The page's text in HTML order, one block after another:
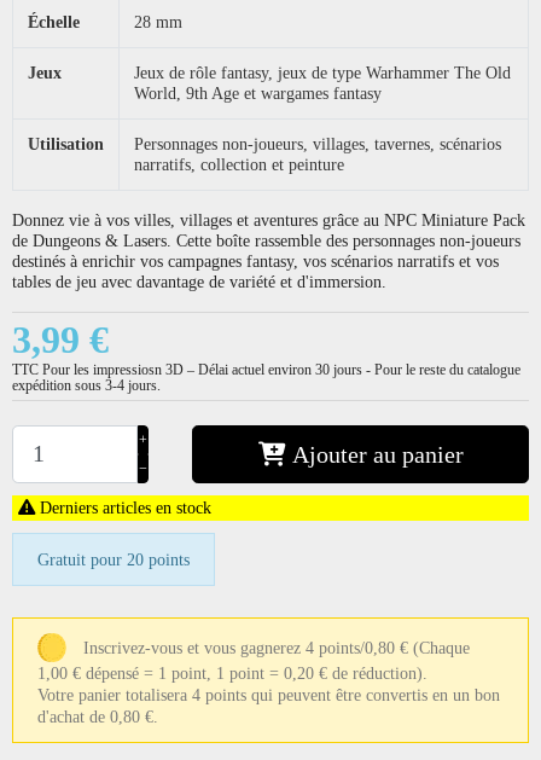
Échelle 28 mm
Jeux
Jeux de rôle fantasy, jeux de type Warhammer The Old
World, 9th Age et wargames fantasy
Utilisation
Personnages non-joueurs, villages, tavernes, scénarios
narratifs, collection et peinture
Donnez vie à vos villes, villages et aventures grâce au NPC Miniature Pack
de Dungeons & Lasers. Cette boîte rassemble des personnages non-joueurs
destinés à enrichir vos campagnes fantasy, vos scénarios narratifs et vos
tables de jeu avec davantage de variété et d'immersion.
3,99 €
TTC Pour les impressiosn 3D – Délai actuel environ 30 jours - Pour le reste du catalogue
expédition sous 3-4 jours.
+
−
Ajouter au panier
Derniers articles en stock
Gratuit pour 20 points
Inscrivez-vous et vous gagnerez 4 points/0,80 € (Chaque
1,00 € dépensé = 1 point, 1 point = 0,20 € de réduction).
Votre panier totalisera 4 points qui peuvent être convertis en un bon
d'achat de 0,80 €.